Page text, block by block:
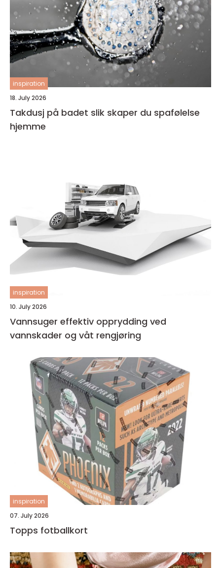
inspiration
18. July 2026
Takdusj på badet slik skaper du spafølelse
hjemme
inspiration
10. July 2026
Vannsuger effektiv opprydding ved
vannskader og våt rengjøring
inspiration
07. July 2026
Topps fotballkort